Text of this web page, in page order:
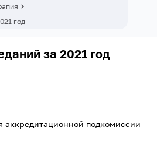
год
за 2021 год
аккредитационной подкомиссии